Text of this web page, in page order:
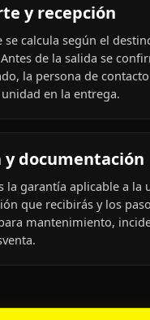
y recepción
se calcula según el
de la salida se
la persona de
en la entrega.
y documentación
la garantía aplicable a la
que recibirás y los
mantenimiento,